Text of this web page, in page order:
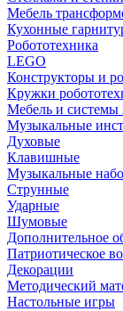
Мебель
Кухонные
Робототехника
LEGO
Конструкторы и
Кружки
Мебель и системы
Музыкальные
Духовые
Клавишные
Музыкальные
Струнные
Ударные
Шумовые
Дополнительное
Патриотическое
Декорации
Методический
Настольные игры